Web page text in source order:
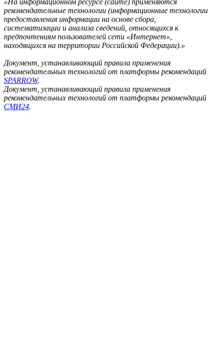
рекомендательные технологии (информационные технологии
предоставления информации на основе сбора,
систематизации и анализа сведений, относящихся к
предпочтениям пользователей сети «Интернет»,
находящихся на территории Российской Федерации).»
Документ, устанавливающий правила применения
рекомендательных технологий от платформы рекомендаций
SPARROW.
Документ, устанавливающий правила применения
рекомендательных технологий от платформы рекомендаций
СМИ24.